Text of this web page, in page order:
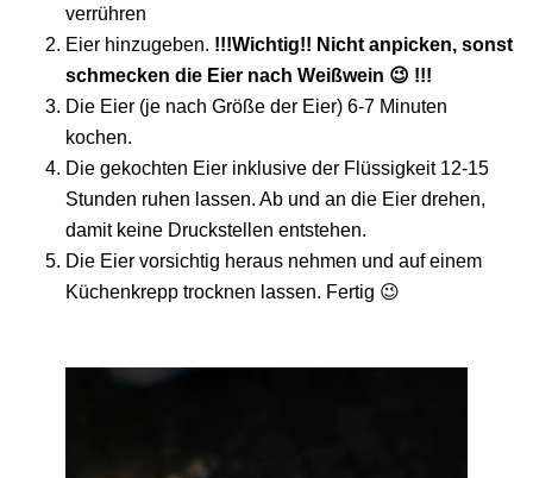
verrühren
Eier hinzugeben. !!!Wichtig!! Nicht anpicken, sonst
schmecken die Eier nach Weißwein 😉 !!!
Die Eier (je nach Größe der Eier) 6-7 Minuten
kochen.
Die gekochten Eier inklusive der Flüssigkeit 12-15
Stunden ruhen lassen. Ab und an die Eier drehen,
damit keine Druckstellen entstehen.
Die Eier vorsichtig heraus nehmen und auf einem
Küchenkrepp trocknen lassen. Fertig 😉